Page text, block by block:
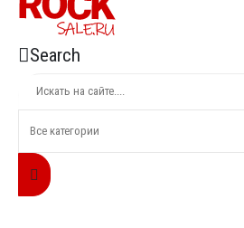
Search